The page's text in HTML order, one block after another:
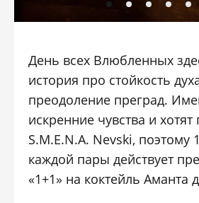
День всех Влюбленных
история про стойкость
преодоление преград.
искренние чувства и
S.M.E.N.A. Nevski, поэтому
каждой пары действует
«1+1» на коктейль Аманта